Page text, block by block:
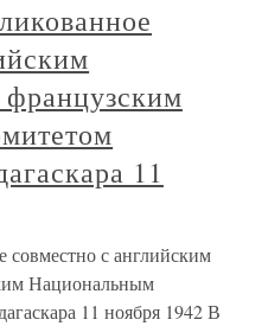
французским
11
с английским
Национальным
11 ноября 1942 В